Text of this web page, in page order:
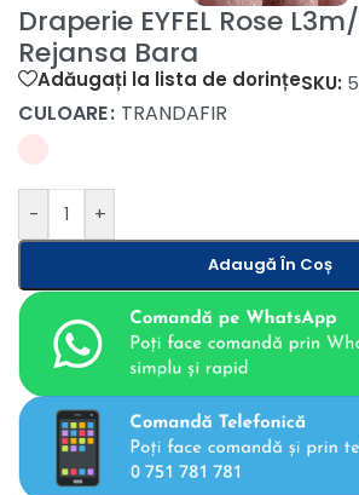
Draperie EYFEL Rose
Rejansa Bara
Adăugați la lista de dorințeSKU:
CULOARE TRANDAFIR
- +
Adaugă În Coș